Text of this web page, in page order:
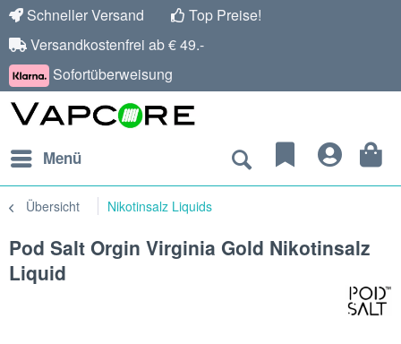
Schneller Versand
Top Preise!
Versandkostenfrei ab € 49.-
Sofortüberweisung
Menü
Übersicht Nikotinsalz Liquids
Pod Salt Orgin Virginia Gold Nikotinsalz
Liquid